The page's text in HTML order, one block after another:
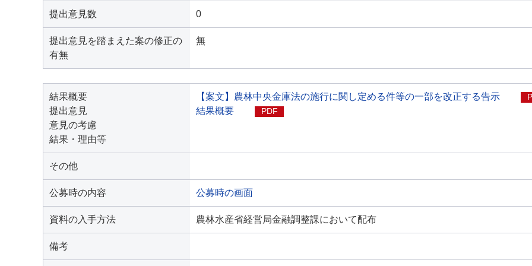
提出意見数 0
提出意見を踏まえた案の修正の
有無
無
結果概要
提出意見
意見の考慮
結果・理由等
【案文】農林中央金庫法の施行に関し定める件等の一部を改正する告示
結果概要 PDF
その他
公募時の内容 公募時の画面
資料の入手方法 農林水産省経営局金融調整課において配布
備考